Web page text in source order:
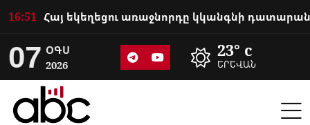
16:51
07 ՕԳՍ
2026
23° c
ԵՐԵՎԱՆ